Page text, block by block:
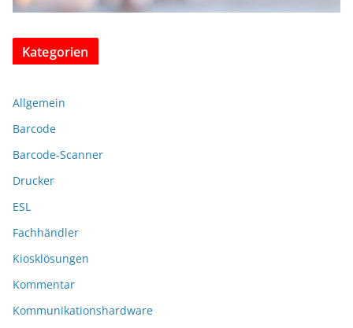
Kategorien
Allgemein
Barcode
Barcode-Scanner
Drucker
ESL
Fachhändler
Kiosklösungen
Kommentar
Kommunikationshardware